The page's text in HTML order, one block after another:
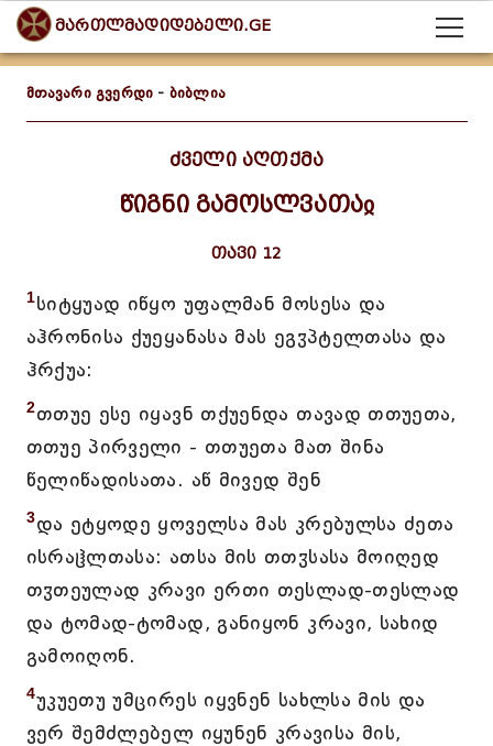
მართლმადიდებელი.GE
მთავარი გვერდი - ბიბლია
ძველი აღთქმა
წიგნი გამოსლვათაჲ
თავი 12
1სიტყუად იწყო უფალმან მოსესა და
აჰრონისა ქუეყანასა მას ეგჳპტელთასა და
ჰრქუა:
2თთუე ესე იყავნ თქუენდა თავად თთუეთა,
თთუე პირველი - თთუეთა მათ შინა
წელიწადისათა. აწ მივედ შენ
3და ეტყოდე ყოველსა მას კრებულსა ძეთა
ისრაჱლთასა: ათსა მის თთჳსასა მოიღედ
თჳთეულად კრავი ერთი თესლად-თესლად
და ტომად-ტომად, განიყონ კრავი, სახიდ
გამოიღონ.
4უკუეთუ უმცირეს იყვნენ სახლსა მის და
ვერ შემძლებელ იყუნენ კრავისა მის,